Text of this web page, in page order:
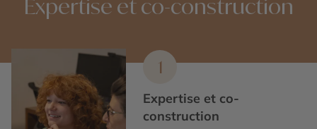
Expertise et co-construction
1
Expertise et co-
construction